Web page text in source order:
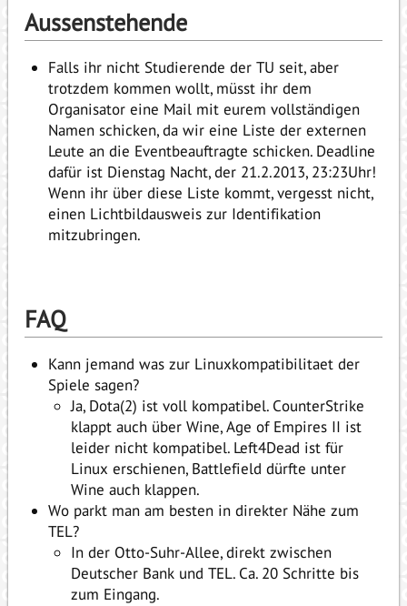
Aussenstehende
Falls ihr nicht Studierende der TU seit, aber
trotzdem kommen wollt, müsst ihr dem
Organisator eine Mail mit eurem vollständigen
Namen schicken, da wir eine Liste der externen
Leute an die Eventbeauftragte schicken. Deadline
dafür ist Dienstag Nacht, der 21.2.2013, 23:23Uhr!
Wenn ihr über diese Liste kommt, vergesst nicht,
einen Lichtbildausweis zur Identifikation
mitzubringen.
FAQ
Kann jemand was zur Linuxkompatibilitaet der
Spiele sagen?
Ja, Dota(2) ist voll kompatibel. CounterStrike
klappt auch über Wine, Age of Empires II ist
leider nicht kompatibel. Left4Dead ist für
Linux erschienen, Battlefield dürfte unter
Wine auch klappen.
Wo parkt man am besten in direkter Nähe zum
TEL?
In der Otto-Suhr-Allee, direkt zwischen
Deutscher Bank und TEL. Ca. 20 Schritte bis
zum Eingang.